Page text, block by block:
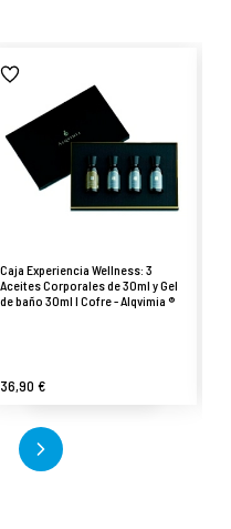
Caja Experiencia Wellness: 3
Aceites Corporales de 30ml y Gel
de baño 30ml I Cofre - Alqvimia ®
36,90 €